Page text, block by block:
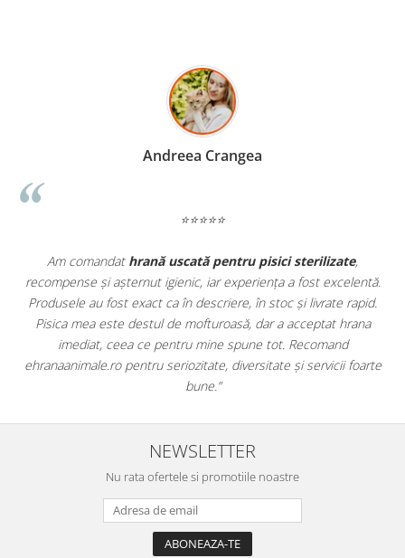
Madalina Stancea
⭐⭐⭐⭐⭐
Apreciez foarte mult faptul că peehranaanimale.rogăsesc
doar hrană, ci și produse dinfarmacia veterinară:
antiparazitare, suplimente și soluții de îngrijire. Este foarte
comod să pot comanda tot ce am nevoie pentru animalul
dintr-un singur loc. Livrarea a fost rapidă, iar produsele au fost
originale și în termen. Magazin serios, bine organizat și foarte
pentru orice stăpân de animale.
NEWSLETTER
Nu rata ofertele si promotiile noastre